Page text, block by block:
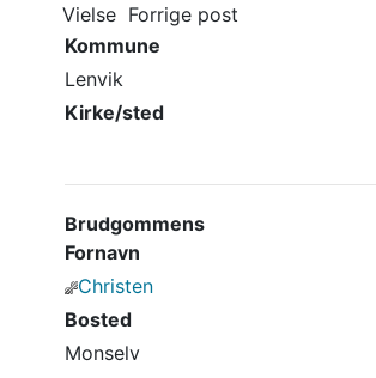
Vielse Forrige post
Kommune
Lenvik
Kirke/sted
Brudgommens
Fornavn
Christen
Bosted
Monselv